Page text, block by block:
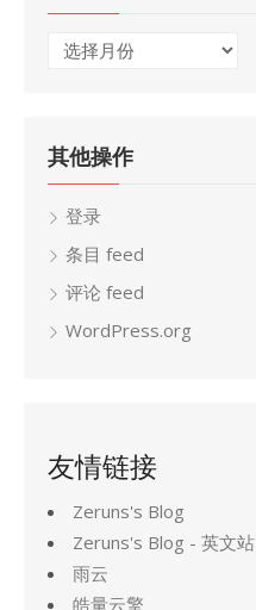
归
其他操作
登录
条目 feed
评论 feed
WordPress.org
友情链接
Zeruns's Blog
Zeruns's Blog - 英文站
雨云
皓量云擎